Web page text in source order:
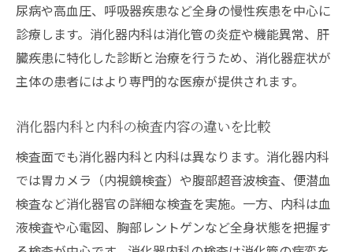
尿病や高血圧、呼吸器疾患など全身の慢性疾患を中心に
診療します。消化器内科は消化管の炎症や機能異常、肝
臓疾患に特化した診断と治療を行うため、消化器症状が
主体の患者にはより専門的な医療が提供されます。
消化器内科と内科の検査内容の違いを比較
検査面でも消化器内科と内科は異なります。消化器内科
では胃カメラ（内視鏡検査）や腹部超音波検査、便潜血
検査など消化器官の詳細な検査を実施。一方、内科は血
液検査や心電図、胸部レントゲンなど全身状態を把握す